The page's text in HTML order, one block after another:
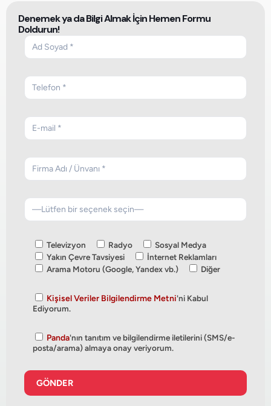
Denemek ya da Bilgi Almak İçin Hemen Formu
Doldurun!
Televizyon Radyo
Sosyal Medya
Yakın Çevre Tavsiyesi
İnternet Reklamları
Arama Motoru (Google, Yandex vb.)
Diğer
Kişisel Veriler Bilgilendirme Metni'ni Kabul
Ediyorum.
Panda'nın tanıtım ve bilgilendirme iletilerini (SMS/e-
posta/arama) almaya onay veriyorum.